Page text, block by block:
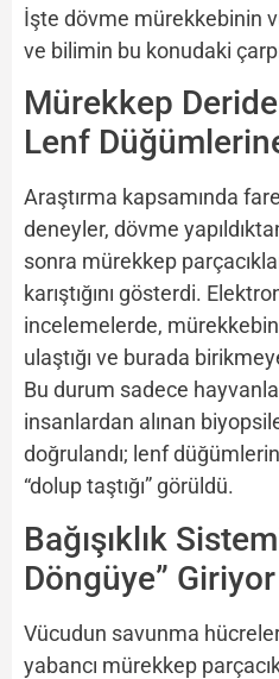
İşte dövme mürekkebinin
ve bilimin bu konudaki
Mürekkep
Lenf
Araştırma kapsamında
deneyler, dövme
sonra mürekkep
karıştığını gösterdi.
incelemelerde,
ulaştığı ve burada
Bu durum sadece
insanlardan alınan
doğrulandı; lenf
“dolup taştığı” görüldü.
Bağışıklık
Döngüye” Giriyor
Vücudun savunma
yabancı mürekkep